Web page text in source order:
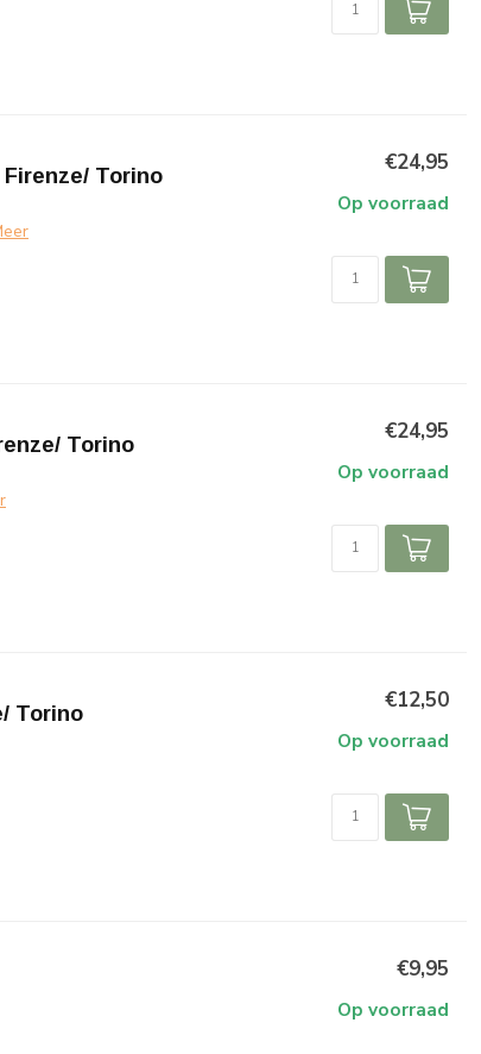
Torino €24,95
Op voorraad
Torino €24,95
Op voorraad
Torino €12,50
Op voorraad
€9,95
Op voorraad